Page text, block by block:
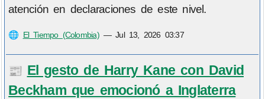
atención en declaraciones de este nivel.
🌐 El Tiempo (Colombia)—Jul 13, 2026 03:37
📰 El gesto de Harry Kane con David
Beckham que emocionó a Inglaterra